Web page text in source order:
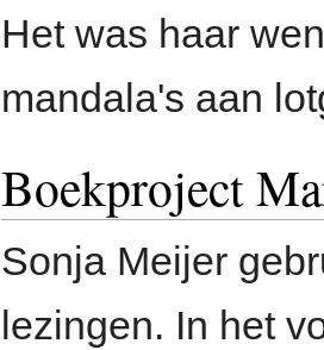
Het was haar
mandala's aan
Boekproject
Sonja Meijer
lezingen. In het